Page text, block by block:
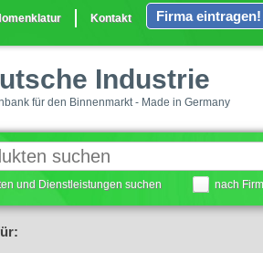
Kontakt Firma eintragen!
Industrie
für den Binnenmarkt - Made in Germany
und Dienstleistungen suchen nach